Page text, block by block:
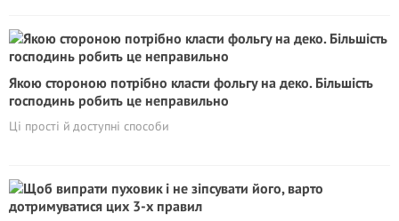
Якою стороною потрібно класти фольгу на деко. Більшість
господинь робить це неправильно
Ці прості й доступні способи